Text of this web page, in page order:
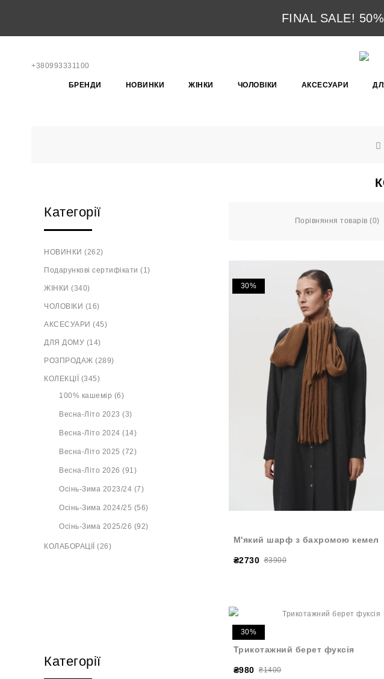
FINAL SALE!
БРЕНДИ НОВИНКИ ЖІНКИ ЧОЛОВІКИ АКСЕСУАРИ
+380993331100
Категорії
НОВИНКИ (262)
Подарункові сертифікати (1)
ЖІНКИ (340)
ЧОЛОВІКИ (16)
АКСЕСУАРИ (45)
ДЛЯ ДОМУ (14)
РОЗПРОДАЖ (289)
КОЛЕКЦІЇ (345)
100% кашемір (6)
Весна-Літо 2023 (3)
Весна-Літо 2024 (14)
Весна-Літо 2025 (72)
Весна-Літо 2026 (91)
Осінь-Зима 2023/24 (7)
Осінь-Зима 2024/25 (56)
Осінь-Зима 2025/26 (92)
КОЛАБОРАЦІЇ (26)
Категорії
Порівняння товарів (0)
30%
М'який шарф з бахромою кемел
₴2730 ₴3900
30%
Трикотажний берет фуксія
₴980 ₴1400